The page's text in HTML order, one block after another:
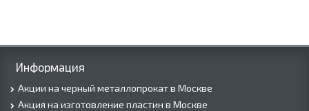
Информация
Акции на черный металлопрокат в Москве
Акция на изготовление пластин в Москве